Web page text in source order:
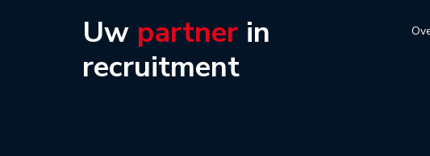
Uw partner in
recruitment